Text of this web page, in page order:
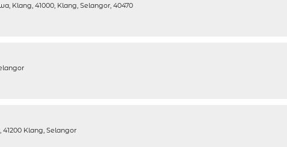
Klang, 41000, Klang, Selangor, 40470
Klang, Selangor